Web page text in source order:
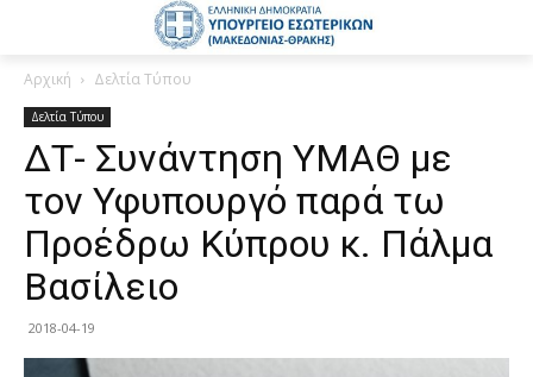
Αρχική Δελτία Τύπου
Δελτία Τύπου
ΔΤ- Συνάντηση ΥΜΑΘ με
τον Υφυπουργό παρά τω
Προέδρω Κύπρου κ. Πάλμα
Βασίλειο
2018-04-19